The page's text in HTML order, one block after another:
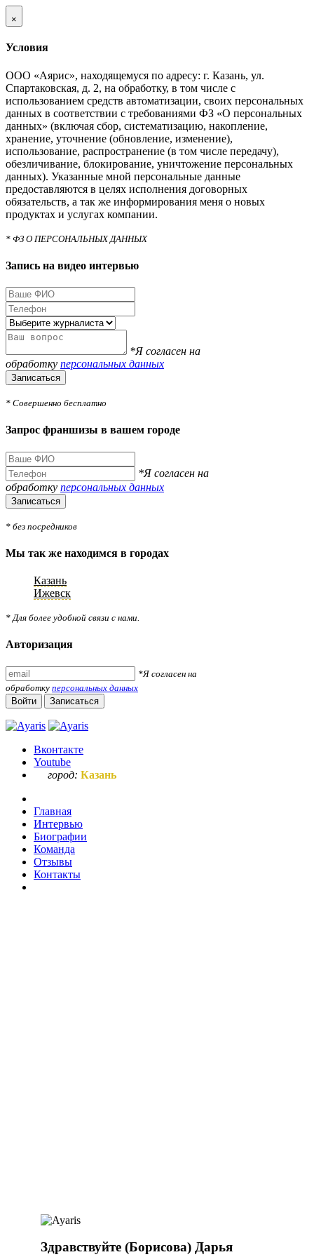
×
Условия
ООО «Аярис», находящемуся по адресу: г. Казань, ул.
Спартаковская, д. 2, на обработку, в том числе с
использованием средств автоматизации, своих персональных
данных в соответствии с требованиями ФЗ «О персональных
данных» (включая сбор, систематизацию, накопление,
хранение, уточнение (обновление, изменение),
использование, распространение (в том числе передачу),
обезличивание, блокирование, уничтожение персональных
данных). Указанные мной персональные данные
предоставляются в целях исполнения договорных
обязательств, а так же информирования меня о новых
продуктах и услугах компании.
* ФЗ О ПЕРСОНАЛЬНЫХ ДАННЫХ
Запись на видео интервью
*Я согласен на
обработку персональных данных
Записаться
* Совершенно бесплатно
Запрос франшизы в вашем городе
*Я согласен на
обработку персональных данных
Записаться
* без посредников
Мы так же находимся в городах
Казань
Ижевск
* Для более удобной связи с нами.
Авторизация
*Я согласен на
обработку персональных данных
Войти
Записаться
Вконтакте
Youtube
город: Казань
Главная
Интервью
Биографии
Команда
Отзывы
Контакты
Здравствуйте (Борисова) Дарья